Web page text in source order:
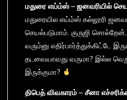
மதுரை எய்ம்ஸ் – ஜனவரியில்
மதுரையில எய்ம்ஸ் கல்லூரி
செயல்படுமாம். குருஜி
வரும்னு எதிர்பார்த்துக்கிட்டே
தடவையாவது வருமா? இல்ல
இருக்குமா?
திபெத்விவகாரம் – சீனா